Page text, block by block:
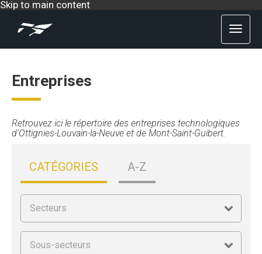
Skip to main content
Entreprises
Retrouvez ici le répertoire des entreprises technologiques
d'Ottignies-Louvain-la-Neuve et de Mont-Saint-Guibert.
CATÉGORIES A-Z